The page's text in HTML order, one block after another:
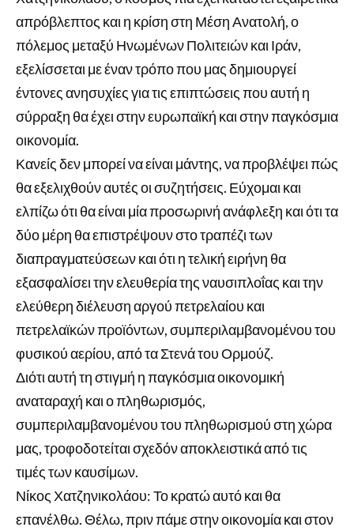
απρόβλεπτος και η κρίση στη Μέση Ανατολή, ο
πόλεμος μεταξύ Ηνωμένων Πολιτειών και Ιράν,
εξελίσσεται με έναν τρόπο που μας δημιουργεί
έντονες ανησυχίες για τις επιπτώσεις που αυτή η
σύρραξη θα έχει στην ευρωπαϊκή και στην παγκόσμια
οικονομία.
Κανείς δεν μπορεί να είναι μάντης, να προβλέψει πώς
θα εξελιχθούν αυτές οι συζητήσεις. Εύχομαι και
ελπίζω ότι θα είναι μία προσωρινή ανάφλεξη και ότι τα
δύο μέρη θα επιστρέψουν στο τραπέζι των
διαπραγματεύσεων και ότι η τελική ειρήνη θα
εξασφαλίσει την ελευθερία της ναυσιπλοΐας και την
ελεύθερη διέλευση αργού πετρελαίου και
πετρελαϊκών προϊόντων, συμπεριλαμβανομένου του
φυσικού αερίου, από τα Στενά του Ορμούζ.
Διότι αυτή τη στιγμή η παγκόσμια οικονομική
αναταραχή και ο πληθωρισμός,
συμπεριλαμβανομένου του πληθωρισμού στη χώρα
μας, τροφοδοτείται σχεδόν αποκλειστικά από τις
τιμές των καυσίμων.
Νίκος Χατζηνικολάου: Το κρατώ αυτό και θα
επανέλθω. Θέλω, πριν πάμε στην οικονομία και στον